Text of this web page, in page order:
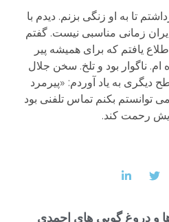
تا به او زنگی بزنم. دیدم با
زمانی مناسبی نیست. گفتم
یافتم که برای همیشه پیر
ناگوار بود و تلخ. سخن جلال
دیگری به یاد آوردم: «پیرمرد
توانستم بکنم تماس تلفنی بود
رحمت کند.
و دروغ گویی های احمدی